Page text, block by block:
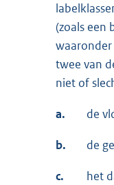
(zoals een
twee van
niet of
a. de
b. de
c.
het